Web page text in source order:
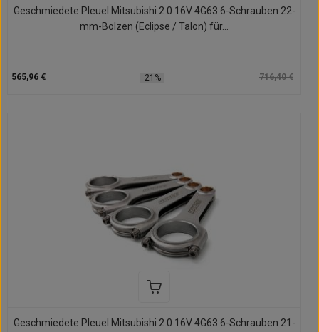
Geschmiedete Pleuel Mitsubishi 2.0 16V 4G63 6-Schrauben 22-
mm-Bolzen (Eclipse / Talon) für...
565,96 € -21% 716,40 €
Geschmiedete Pleuel Mitsubishi 2.0 16V 4G63 6-Schrauben 21-